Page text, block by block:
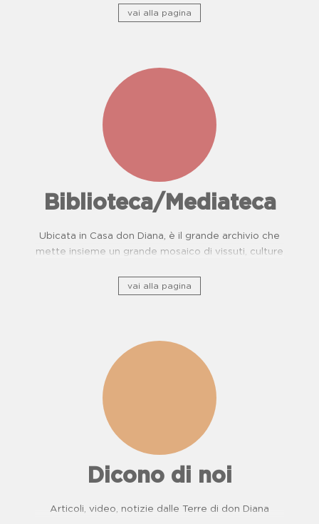
Oncologiche. Proposte didattiche per scuole.
vai alla pagina
Biblioteca/Mediateca
Ubicata in Casa don Diana, è il grande archivio che
mette insieme un grande mosaico di vissuti, culture
vai alla pagina
Dicono di noi
Articoli, video, notizie dalle Terre di don Diana